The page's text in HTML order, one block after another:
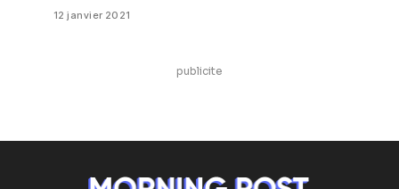
12 janvier 2021
publicite